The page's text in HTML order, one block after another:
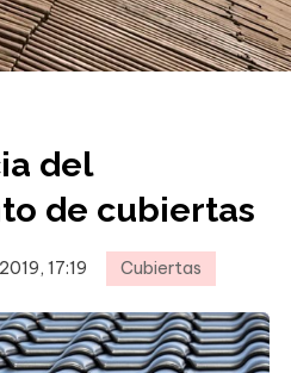
del
de cubiertas
17:19 Cubiertas